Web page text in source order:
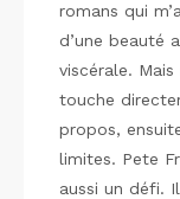
romans qui
d’une beauté
viscérale.
touche
propos,
limites. Pete
aussi un défi.